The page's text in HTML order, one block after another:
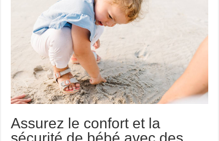
Assurez le confort et la
sécurité de bébé avec des